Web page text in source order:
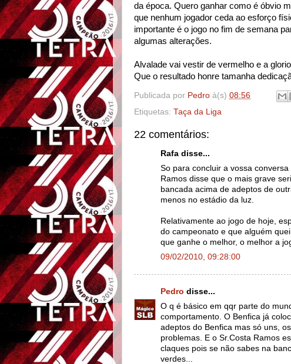
da época. Quero ganhar como é óbvio
que nenhum jogador ceda ao esforço
importante é o jogo no fim de semana
algumas alterações.
Alvalade vai vestir de vermelho e a
Que o resultado honre tamanha
Publicada por Pedro à(s) 08:56
Etiquetas: Taça da Liga
22 comentários:
Rafa disse...
So para concluir a vossa
Ramos disse que o mais grave
bancada acima de adeptos de
menos no estádio da luz.
Relativamente ao jogo de hoje,
do campeonato e que alguém
que ganhe o melhor, o melhor a
09/02/2010, 09:28:00
Pedro disse...
O q é básico em qqr parte do
comportamento. O Benfica já
adeptos do Benfica mas só uns,
problemas. E o Sr.Costa Ramos
claques pois se não sabes na
verdes...